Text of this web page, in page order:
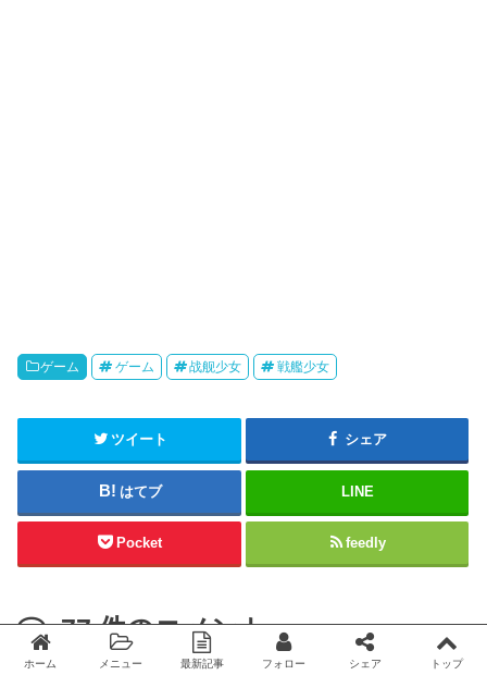
ゲーム ゲーム 战舰少女 戦艦少女
ツイート シェア
はてブ LINE
Pocket feedly
77件のコメント
ホーム メニュー 最新記事 フォロー シェア トップ
Twitter facebook